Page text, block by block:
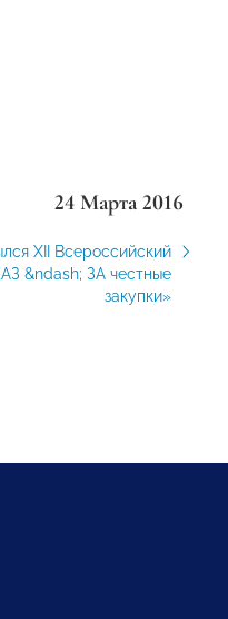
24 Марта 2016
XII Всероссийский
&ndash; ЗА честные
закупки»